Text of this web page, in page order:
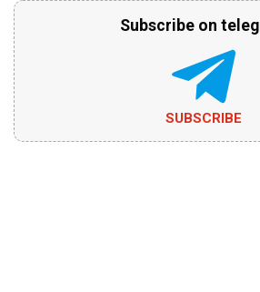
Subscribe on
SUBSCRIBE